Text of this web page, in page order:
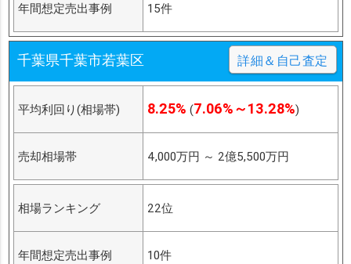
年間想定売出事例 15件
千葉県千葉市若葉区 詳細＆自己査定
平均利回り(相場帯) 8.25% (7.06%～13.28%)
売却相場帯 4,000万円 ～ 2億5,500万円
相場ランキング 22位
年間想定売出事例 10件